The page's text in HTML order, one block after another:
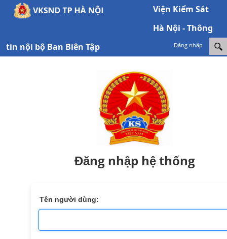
Viện Kiểm Sát
Hà Nội - Thông
tin nội bộ Ban Biên Tập
Đăng nhập
Đăng nhập hệ thống
Tên người dùng: